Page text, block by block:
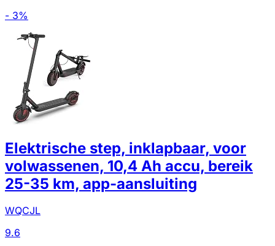
- 3%
Elektrische step, inklapbaar, voor
volwassenen, 10,4 Ah accu, bereik
25-35 km, app-aansluiting
WQCJL
9.6